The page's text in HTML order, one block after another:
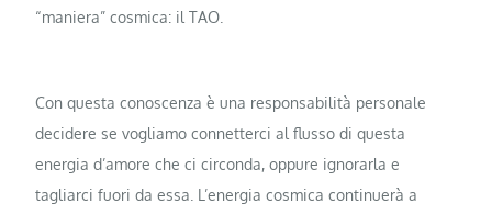
“maniera” cosmica: il TAO.
Con questa conoscenza è una responsabilità personale
decidere se vogliamo connetterci al flusso di questa
energia d’amore che ci circonda, oppure ignorarla e
tagliarci fuori da essa. L’energia cosmica continuerà a